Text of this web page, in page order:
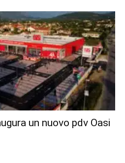
un nuovo pdv Oasi